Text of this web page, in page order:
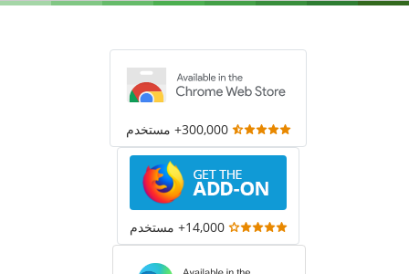
300,000+ مستخدم
14,000+ مستخدم